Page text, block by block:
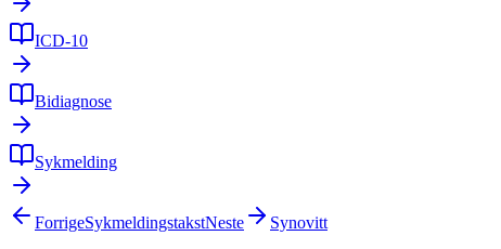
ICD-10
Bidiagnose
Sykmelding
ForrigeSykmeldingstakstNeste
Synovitt